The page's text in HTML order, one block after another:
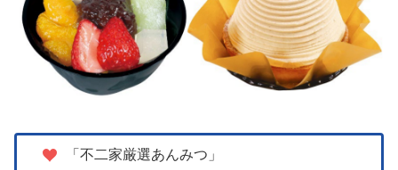
「不二家厳選あんみつ」